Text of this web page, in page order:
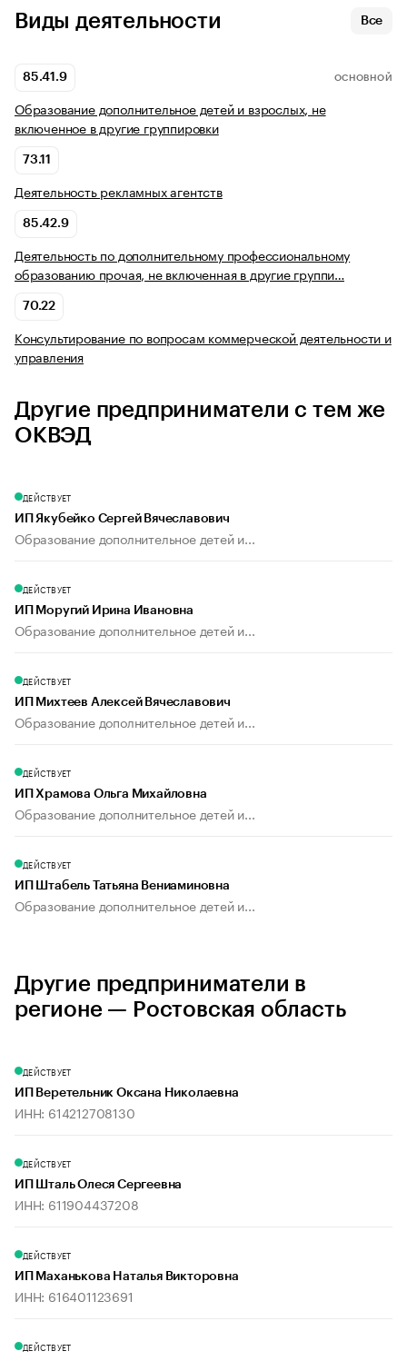
Виды деятельности Все
85.41.9 ОСНОВНОЙ
Образование дополнительное детей и взрослых, не
включенное в другие группировки
73.11
Деятельность рекламных агентств
85.42.9
Деятельность по дополнительному профессиональному
образованию прочая, не включенная в другие группи…
70.22
Консультирование по вопросам коммерческой деятельности и
управления
Другие предприниматели с тем же
ОКВЭД
ДЕЙСТВУЕТ
ИП Якубейко Сергей Вячеславович
Образование дополнительное детей и...
ДЕЙСТВУЕТ
ИП Моругий Ирина Ивановна
Образование дополнительное детей и...
ДЕЙСТВУЕТ
ИП Михтеев Алексей Вячеславович
Образование дополнительное детей и...
ДЕЙСТВУЕТ
ИП Храмова Ольга Михайловна
Образование дополнительное детей и...
ДЕЙСТВУЕТ
ИП Штабель Татьяна Вениаминовна
Образование дополнительное детей и...
Другие предприниматели в
регионе — Ростовская область
ДЕЙСТВУЕТ
ИП Веретельник Оксана Николаевна
ИНН: 614212708130
ДЕЙСТВУЕТ
ИП Шталь Олеся Сергеевна
ИНН: 611904437208
ДЕЙСТВУЕТ
ИП Маханькова Наталья Викторовна
ИНН: 616401123691
ДЕЙСТВУЕТ